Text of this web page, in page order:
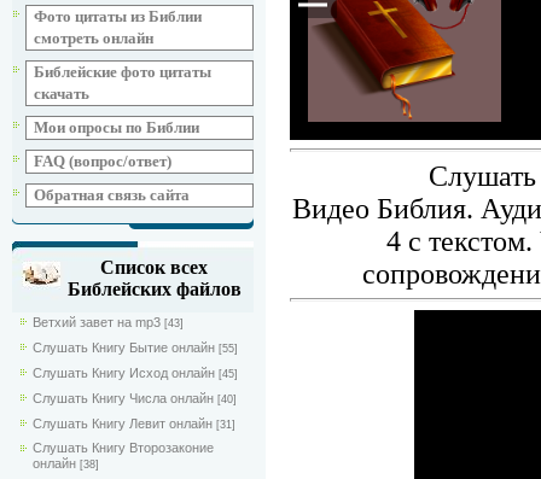
Фото цитаты из Библии
смотреть онлайн
Библейские фото цитаты
скачать
Мои опросы по Библии
FAQ (вопрос/ответ)
Обратная связь сайта
Список всех
Библейских файлов
Ветхий завет на mp3 [43]
Слушать Книгу Бытие онлайн [55]
Слушать Книгу Исход онлайн [45]
Слушать Книгу Числа онлайн [40]
Слушать Книгу Левит онлайн [31]
Слушать Книгу Второзаконие
онлайн [38]
Видео Библия.
4 с